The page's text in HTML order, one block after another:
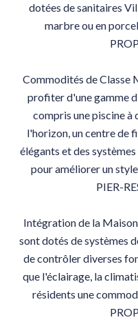
dotées de sanitaires
marbre ou en
Commodités de Classe
profiter d'une gamme
compris une piscine à
l'horizon, un centre de
élégants et des
pour améliorer un
PIER-
Intégration de la
sont dotés de systèmes
de contrôler diverses
que l'éclairage, la
résidents une